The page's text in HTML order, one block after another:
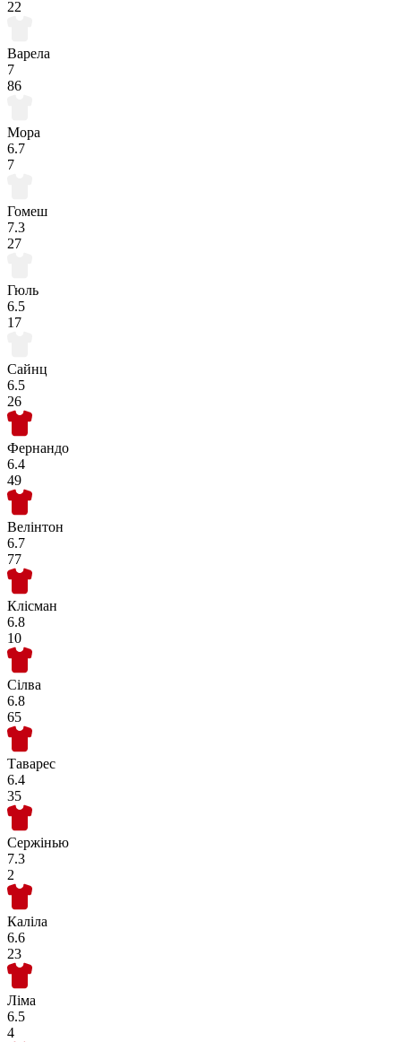
22
Варела
7
86
Мора
6.7
7
Гомеш
7.3
27
Гюль
6.5
17
Сайнц
6.5
26
Фернандо
6.4
49
Велінтон
6.7
77
Клісман
6.8
10
Сілва
6.8
65
Таварес
6.4
35
Сержінью
7.3
2
Каліла
6.6
23
Ліма
6.5
4